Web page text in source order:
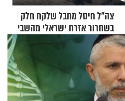
צה"ל חיסל מחבל שלקח חלק
בשחרור אזרח ישראלי מהשבי